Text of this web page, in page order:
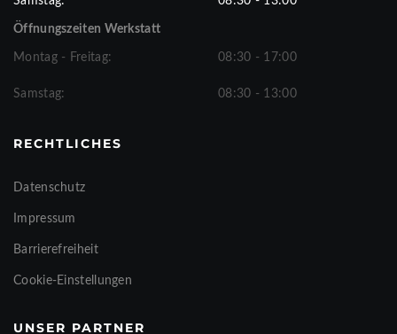
Öffnungszeiten Werkstatt
Montag - Freitag: 08:30 - 17:00
Samstag: 08:30 - 13:00
RECHTLICHES
Datenschutz
Impressum
Barrierefreiheit
Cookie-Einstellungen
UNSER PARTNER